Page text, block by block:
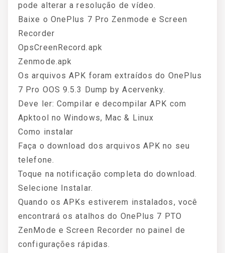
pode alterar a resolução de vídeo.
Baixe o OnePlus 7 Pro Zenmode e Screen
Recorder
OpsCreenRecord.apk
Zenmode.apk
Os arquivos APK foram extraídos do OnePlus
7 Pro OOS 9.5.3 Dump by Acervenky.
Deve ler: Compilar e decompilar APK com
Apktool no Windows, Mac & Linux
Como instalar
Faça o download dos arquivos APK no seu
telefone.
Toque na notificação completa do download.
Selecione Instalar.
Quando os APKs estiverem instalados, você
encontrará os atalhos do OnePlus 7 PTO
ZenMode e Screen Recorder no painel de
configurações rápidas.